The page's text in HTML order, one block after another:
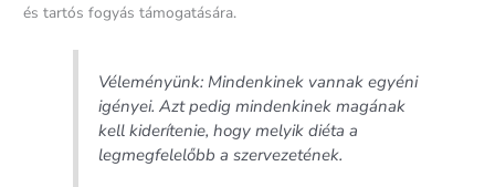
és tartós fogyás támogatására.
Véleményünk: Mindenkinek vannak egyéni
igényei. Azt pedig mindenkinek magának
kell kiderítenie, hogy melyik diéta a
legmegfelelőbb a szervezetének.